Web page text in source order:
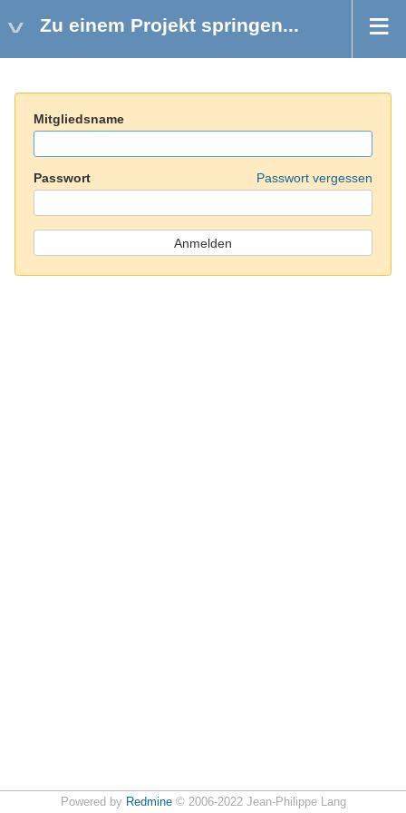
Zu einem Projekt springen...
Mitgliedsname
Passwort Passwort vergessen
Powered by Redmine© 2006-2022 Jean-Philippe Lang